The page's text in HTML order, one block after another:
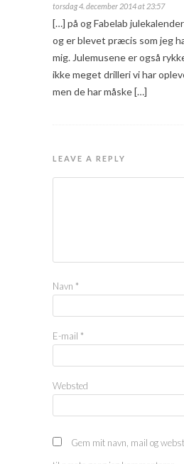
torsdag 4. december 2014 at 23:57
[…] på og Fabelab
og er blevet præcis som jeg
mig. Julemusene er også
ikke meget drilleri vi har
men de har måske […]
LEAVE A REPLY
Navn *
E-mail *
Websted
Gem mit navn, mail og